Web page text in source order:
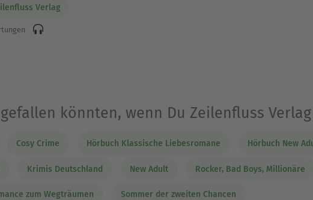
Verlag
könnten, wenn Du Zeilenfluss
Cosy Crime Hörbuch Klassische Liebesromane Hörbuch New
Krimis Deutschland New Adult Rocker, Bad Boys, Millionäre
zum Wegträumen Sommer der zweiten Chancen